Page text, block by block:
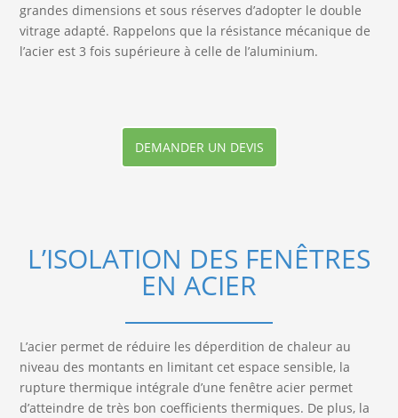
grandes dimensions et sous réserves d’adopter le double
vitrage adapté. Rappelons que la résistance mécanique de
l’acier est 3 fois supérieure à celle de l’aluminium.
DEMANDER UN DEVIS
L’ISOLATION DES FENÊTRES
EN ACIER
L’acier permet de réduire les déperdition de chaleur au
niveau des montants en limitant cet espace sensible, la
rupture thermique intégrale d’une fenêtre acier permet
d’atteindre de très bon coefficients thermiques. De plus, la